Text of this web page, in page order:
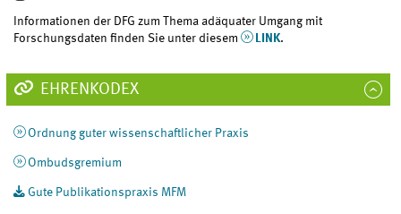
Informationen der DFG zum Thema adäquater Umgang mit
Forschungsdaten finden Sie unter diesem
LINK.
EHRENKODEX
Ordnung guter wissenschaftlicher Praxis
Ombudsgremium
Gute Publikationspraxis MFM